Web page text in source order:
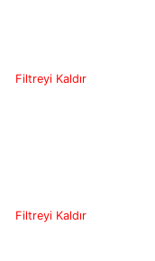
Filtreyi Kaldır
Filtreyi Kaldır